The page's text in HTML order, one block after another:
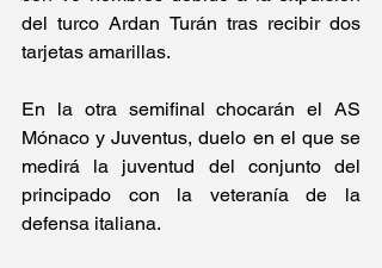
del turco Ardan Turán tras recibir dos
tarjetas amarillas.
En la otra semifinal chocarán el AS
Mónaco y Juventus, duelo en el que se
medirá la juventud del conjunto del
principado con la veteranía de la
defensa italiana.